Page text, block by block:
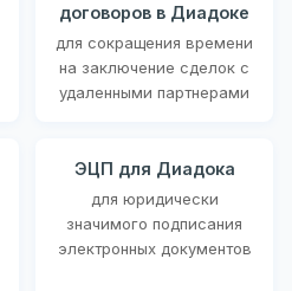
договоров в Диадоке
для сокращения времени
на заключение сделок с
удаленными партнерами
ЭЦП для Диадока
для юридически
значимого подписания
электронных документов